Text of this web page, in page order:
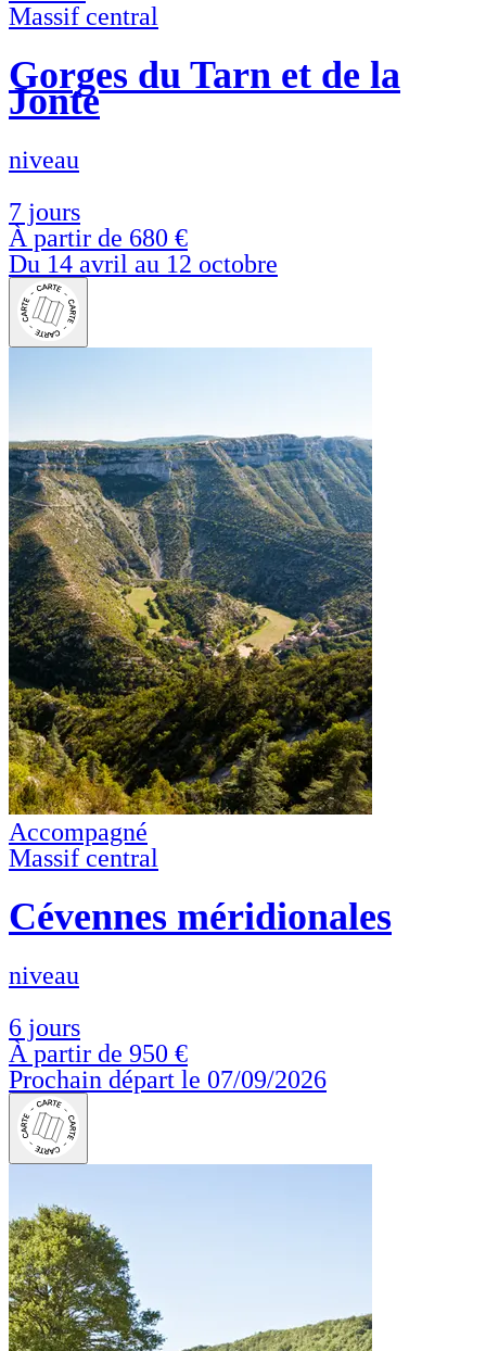
Massif central
Gorges du Tarn et de la
Jonte
niveau
7 jours
À partir de 680 €
Du 14 avril au 12 octobre
Accompagné
Massif central
Cévennes méridionales
niveau
6 jours
À partir de 950 €
Prochain départ le 07/09/2026